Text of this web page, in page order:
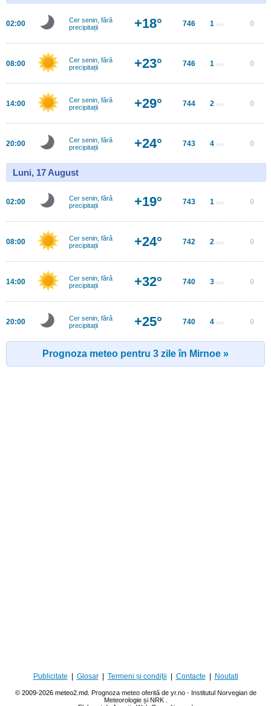
02:00
Cer senin, fără
precipitații
+18° 746 1 m/s 0
08:00
Cer senin, fără
precipitații
+23° 746 1 m/s 0
14:00
Cer senin, fără
precipitații
+29° 744 2 m/s 0
20:00
Cer senin, fără
precipitații
+24° 743 4 m/s 0
Luni, 17 August
02:00
Cer senin, fără
precipitații
+19° 743 1 m/s 0
08:00
Cer senin, fără
precipitații
+24° 742 2 m/s 0
14:00
Cer senin, fără
precipitații
+32° 740 3 m/s 0
20:00
Cer senin, fără
precipitații
+25° 740 4 m/s 0
Prognoza meteo pentru 3 zile în Mirnoe »
Publicitate Glosar| Termeni și condiții Contacte Noutati
© 2009-2026 meteo2.md. Prognoza meteo oferită de yr.no - Institutul Norvegian de
Meteorologie și NRK